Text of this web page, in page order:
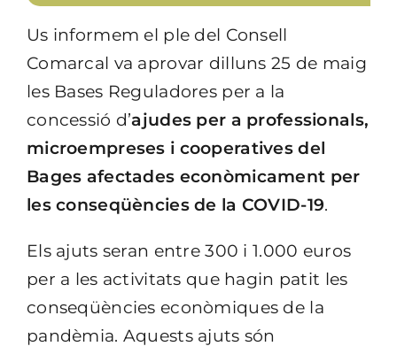
Us informem el ple del Consell
Comarcal va aprovar dilluns 25 de maig
les Bases Reguladores per a la
concessió d’ajudes per a professionals,
microempreses i cooperatives del
Bages afectades econòmicament per
les conseqüències de la COVID-19.
Els ajuts seran entre 300 i 1.000 euros
per a les activitats que hagin patit les
conseqüències econòmiques de la
pandèmia. Aquests ajuts són